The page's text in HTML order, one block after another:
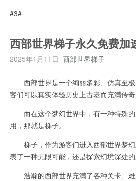
#3#
西部世界梯子永久免费加
2025年1月11日 西部世界梯子
西部世界是一个绚丽多彩、仿真至极
客们可以真实体验历史上古老而充满传奇
而在这个梦幻世界中，有一种特殊的
用，那就是梯子。
梯子，作为游客们进入西部世界梦幻
表了一种无限可能，还是探索幻境深处的
浩瀚的西部世界充满了各种关卡、难